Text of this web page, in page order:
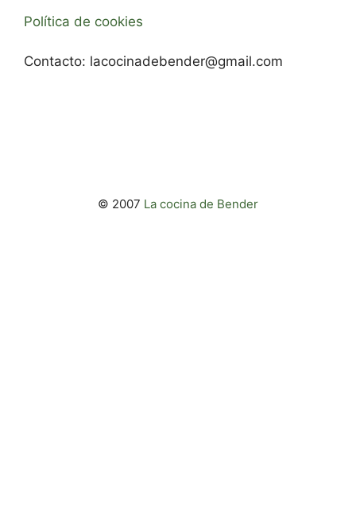
Política de cookies
Contacto: lacocinadebender@gmail.com
© 2007 La cocina de Bender